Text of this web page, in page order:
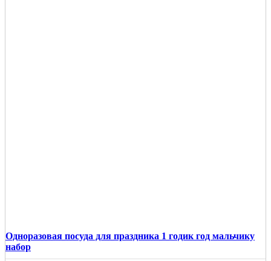
Одноразовая посуда для праздника 1 годик год мальчику
набор